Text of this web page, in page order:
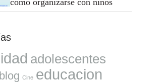
adolescentes
blog Cine educacion